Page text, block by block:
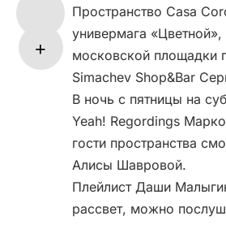
Пространство Casa
универмага
московской площадки
Simachev Shop&Bar
В ночь с пятницы на
Yeah! Regordings
гости пространства
Алисы Шавровой.
Плейлист Даши
рассвет, можно